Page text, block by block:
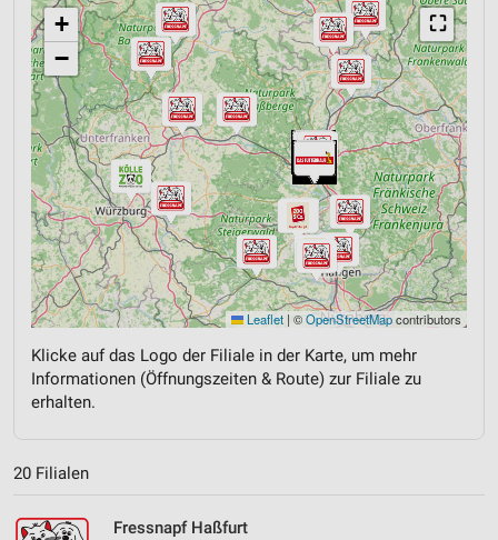
⛶
+
−
Leaflet | ©OpenStreetMapcontributors
Klicke auf das Logo der Filiale in der Karte, um mehr
Informationen (Öffnungszeiten & Route) zur Filiale zu
erhalten.
20 Filialen
Fressnapf Haßfurt